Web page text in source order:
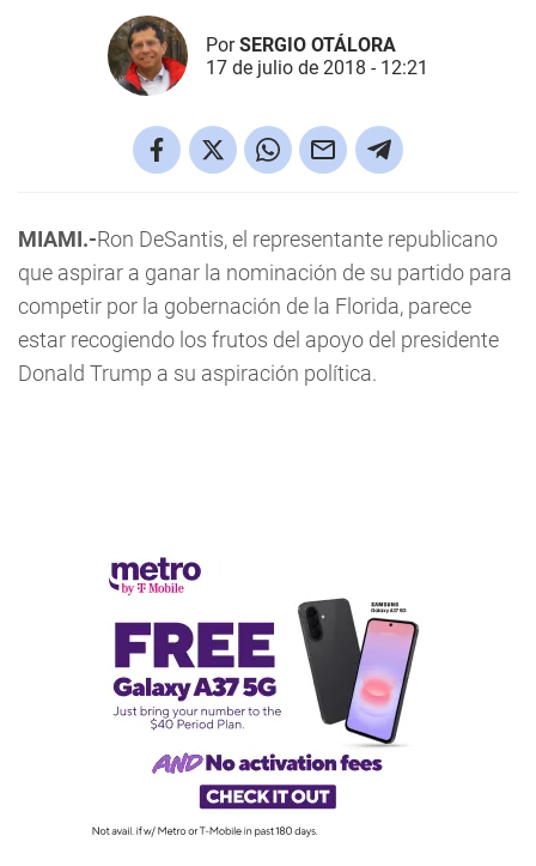
PorSERGIO OTÁLORA
17 de julio de 2018 - 12:21
MIAMI.-Ron DeSantis, el representante republicano
que aspirar a ganar la nominación de su partido para
competir por la gobernación de la Florida, parece
estar recogiendo los frutos del apoyo del presidente
Donald Trump a su aspiración política.